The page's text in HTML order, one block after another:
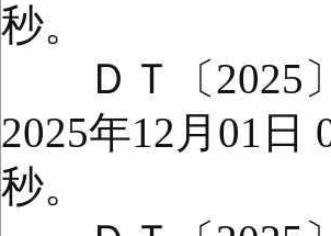
秒。
ＤＴ〔2025
2025年12月01日
秒。